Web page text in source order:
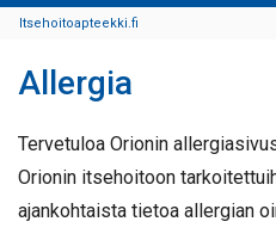
Itsehoitoapteekki.fi
Allergia
Tervetuloa Orionin
Orionin itsehoitoon
ajankohtaista tietoa allergian